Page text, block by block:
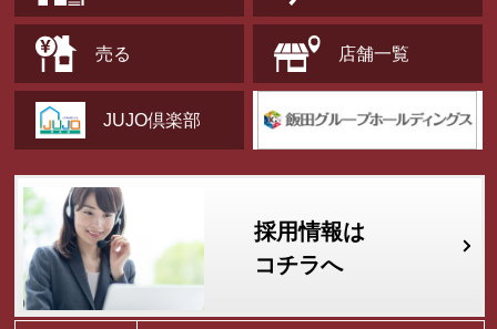
売る 店舗一覧
JUJO倶楽部
採用情報は
コチラへ